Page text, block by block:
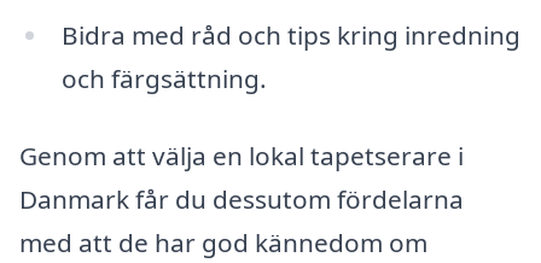
Bidra med råd och tips kring inredning
och färgsättning.
Genom att välja en lokal tapetserare i
Danmark får du dessutom fördelarna
med att de har god kännedom om